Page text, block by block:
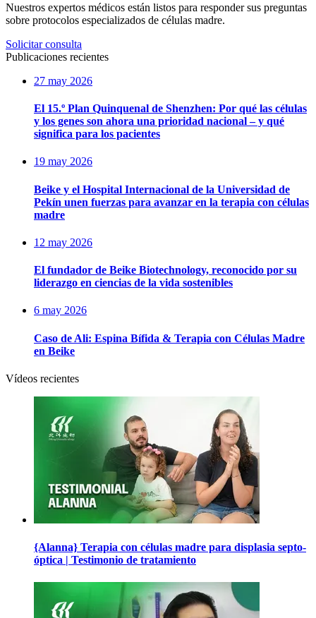
Nuestros expertos médicos están listos para responder sus preguntas
sobre protocolos especializados de células madre.
Solicitar consulta
Publicaciones recientes
27 may 2026
El 15.º Plan Quinquenal de Shenzhen: Por qué las células
y los genes son ahora una prioridad nacional – y qué
significa para los pacientes
19 may 2026
Beike y el Hospital Internacional de la Universidad de
Pekín unen fuerzas para avanzar en la terapia con células
madre
12 may 2026
El fundador de Beike Biotechnology, reconocido por su
liderazgo en ciencias de la vida sostenibles
6 may 2026
Caso de Ali: Espina Bífida & Terapia con Células Madre
en Beike
Vídeos recientes
{Alanna} Terapia con células madre para displasia septo-
óptica | Testimonio de tratamiento